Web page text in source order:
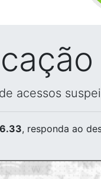
acessos
, responda ao